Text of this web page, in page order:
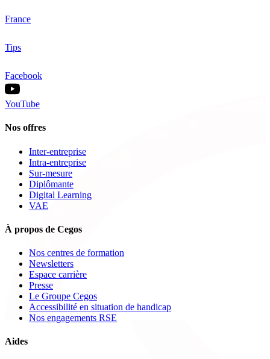
France
Tips
Facebook
YouTube
Nos offres
Inter-entreprise
Intra-entreprise
Sur-mesure
Diplômante
Digital Learning
VAE
À propos de Cegos
Nos centres de formation
Newsletters
Espace carrière
Presse
Le Groupe Cegos
Accessibilité en situation de handicap
Nos engagements RSE
Aides